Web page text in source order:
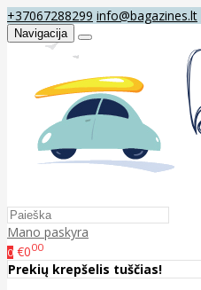
+37067288299 info@bagazines.lt
Navigacija
Mano paskyra
0 €000
Prekių krepšelis tuščias!